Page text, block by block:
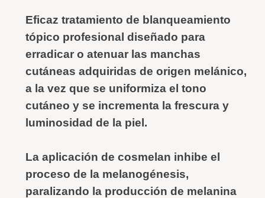
Eficaz tratamiento de blanqueamiento
tópico profesional diseñado para
erradicar o atenuar las manchas
cutáneas adquiridas de origen melánico,
a la vez que se uniformiza el tono
cutáneo y se incrementa la frescura y
luminosidad de la piel.
La aplicación de cosmelan inhibe el
proceso de la melanogénesis,
paralizando la producción de melanina